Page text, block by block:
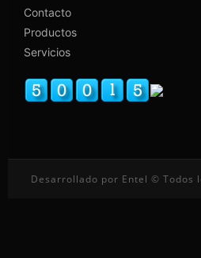
Contacto
Productos
Servicios
Desarrollado por Entel © Todos